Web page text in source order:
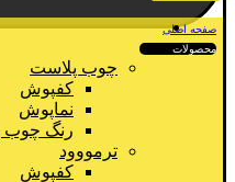
صفحه اصلی
محصولات
چوب پلاست
کفپوش
نماپوش
رنگ چوب
ترمووود
کفپوش